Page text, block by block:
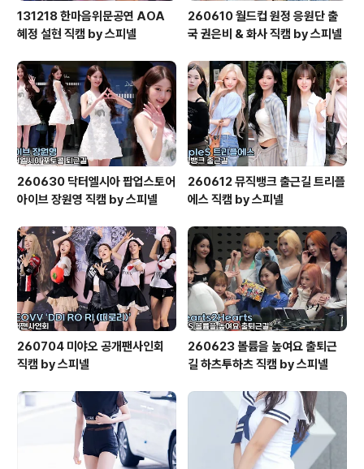
131218 한마음위문공연 AOA
혜정 설현 직캠 by 스피넬
260610 월드컵 원정 응원단 출
국 권은비 & 화사 직캠 by 스피넬
260630 닥터엘시아 팝업스토어
아이브 장원영 직캠 by 스피넬
260612 뮤직뱅크 출근길 트리플
에스 직캠 by 스피넬
260704 미야오 공개팬사인회
직캠 by 스피넬
260623 볼륨을 높여요 출퇴근
길 하츠투하츠 직캠 by 스피넬